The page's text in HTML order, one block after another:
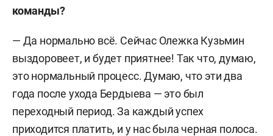
команды?
— Да нормально всё. Сейчас Олежка Кузьмин
выздоровеет, и будет приятнее! Так что, думаю,
это нормальный процесс. Думаю, что эти два
года после ухода Бердыева — это был
переходный период. За каждый успех
приходится платить, и у нас была черная полоса.